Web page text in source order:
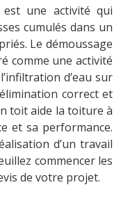
une activité qui
cumulés dans un
Le démoussage
comme une activité
d’eau sur
correct et
toit aide la toiture à
et sa performance.
d’un travail
commencer les
de votre projet.